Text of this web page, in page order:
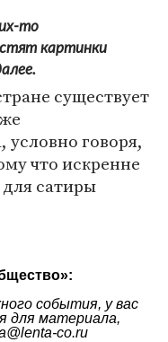
то
картинки
существует
условно говоря,
что искренне
сатиры
события, у вас
для материала,
co.ru